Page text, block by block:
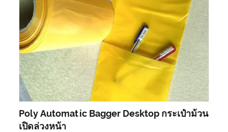
Poly Automatic Bagger Desktop กระเป๋าม้วน
เปิดล่วงหน้า